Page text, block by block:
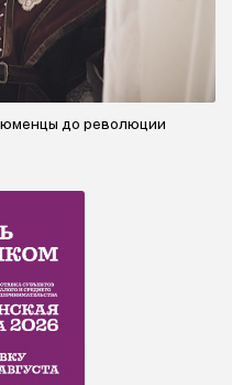
до революции